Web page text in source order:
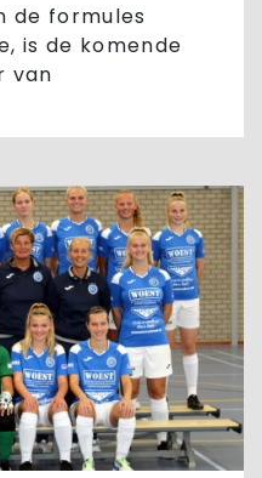
de formules
is de komende
van